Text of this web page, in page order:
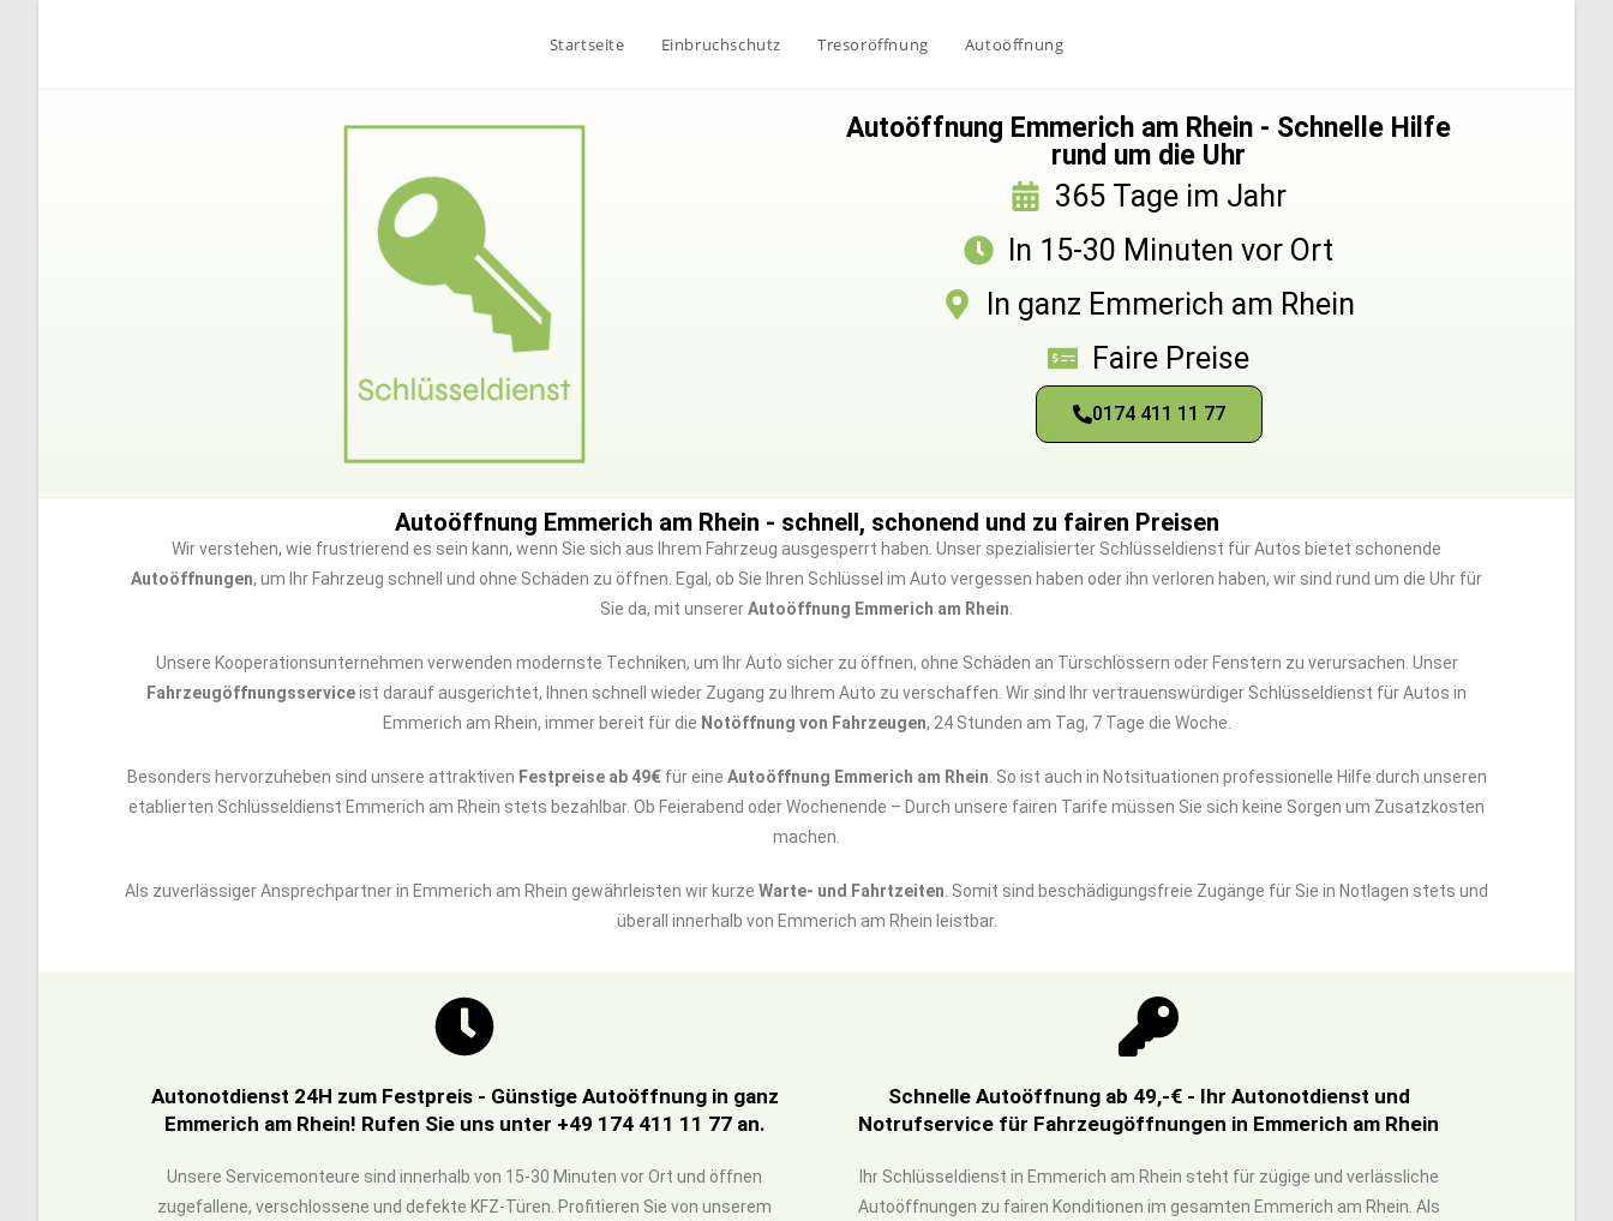
Startseite Einbruchschutz Tresoröffnung Autoöffnung
Autoöffnung Emmerich am Rhein - Schnelle Hilfe
rund um die Uhr
365 Tage im Jahr
In 15-30 Minuten vor Ort
In ganz Emmerich am Rhein
Faire Preise
0174 411 11 77
Autoöffnung Emmerich am Rhein - schnell, schonend und zu fairen Preisen
Wir verstehen, wie frustrierend es sein kann, wenn Sie sich aus Ihrem Fahrzeug ausgesperrt haben. Unser spezialisierter Schlüsseldienst für Autos bietet schonende
Autoöffnungen, um Ihr Fahrzeug schnell und ohne Schäden zu öffnen. Egal, ob Sie Ihren Schlüssel im Auto vergessen haben oder ihn verloren haben, wir sind rund um die Uhr für
Sie da, mit unsererAutoöffnung Emmerich am Rhein
Unsere Kooperationsunternehmen verwenden modernste Techniken, um Ihr Auto sicher zu öffnen, ohne Schäden an Türschlössern oder Fenstern zu verursachen. Unser
Fahrzeugöffnungsserviceist darauf ausgerichtet, Ihnen schnell wieder Zugang zu Ihrem Auto zu verschaffen. Wir sind Ihr vertrauenswürdiger Schlüsseldienst für Autos in
Emmerich am Rhein, immer bereit für die Notöffnung von Fahrzeugen, 24 Stunden am Tag, 7 Tage die Woche.
Besonders hervorzuheben sind unsere attraktiven Festpreise ab 49€für eine Autoöffnung Emmerich am Rhein . So ist auch in Notsituationen professionelle Hilfe durch unseren
etablierten Schlüsseldienst Emmerich am Rhein stets bezahlbar. Ob Feierabend oder Wochenende – Durch unsere fairen Tarife müssen Sie sich keine Sorgen um Zusatzkosten
machen.
Als zuverlässiger Ansprechpartner in Emmerich am Rhein gewährleisten wir kurze Warte- und Fahrtzeiten . Somit sind beschädigungsfreie Zugänge für Sie in Notlagen stets und
überall innerhalb von Emmerich am Rhein leistbar.
Autonotdienst 24H zum Festpreis - Günstige Autoöffnung in ganz
Emmerich am Rhein! Rufen Sie uns unter +49 174 411 11 77 an.
Unsere Servicemonteure sind innerhalb von 15-30 Minuten vor Ort und öffnen
zugefallene, verschlossene und defekte KFZ-Türen. Profitieren Sie von unserem
Schnelle Autoöffnung ab 49,-€ - Ihr Autonotdienst und
Notrufservice für Fahrzeugöffnungen in Emmerich am Rhein
Ihr Schlüsseldienst in Emmerich am Rhein steht für zügige und verlässliche
Autoöffnungen zu fairen Konditionen im gesamten Emmerich am Rhein. Als